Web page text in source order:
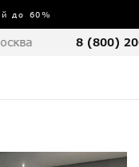
до 60%
8 (800)